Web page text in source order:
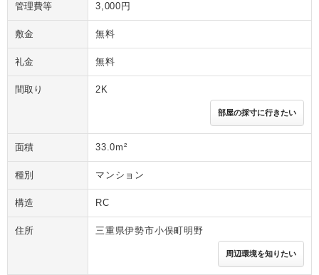
管理費等 3,000円
敷金 無料
礼金 無料
間取り 2K
部屋の採寸に行きたい
面積 33.0m²
種別 マンション
構造 RC
住所 三重県伊勢市小俣町明野
周辺環境を知りたい